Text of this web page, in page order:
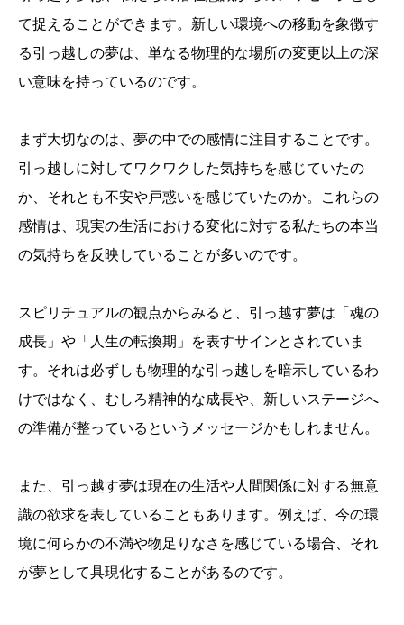
て捉えることができます。新しい環境への移動を象徴す
る引っ越しの夢は、単なる物理的な場所の変更以上の深
い意味を持っているのです。
まず大切なのは、夢の中での感情に注目することです。
引っ越しに対してワクワクした気持ちを感じていたの
か、それとも不安や戸惑いを感じていたのか。これらの
感情は、現実の生活における変化に対する私たちの本当
の気持ちを反映していることが多いのです。
スピリチュアルの観点からみると、引っ越す夢は「魂の
成長」や「人生の転換期」を表すサインとされていま
す。それは必ずしも物理的な引っ越しを暗示しているわ
けではなく、むしろ精神的な成長や、新しいステージへ
の準備が整っているというメッセージかもしれません。
また、引っ越す夢は現在の生活や人間関係に対する無意
識の欲求を表していることもあります。例えば、今の環
境に何らかの不満や物足りなさを感じている場合、それ
が夢として具現化することがあるのです。